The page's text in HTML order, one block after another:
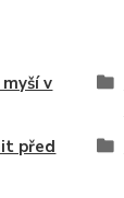
v
před